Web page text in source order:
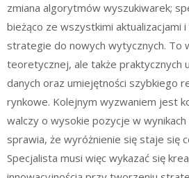
zmiana algorytmów wyszukiwarek;
bieżąco ze wszystkimi aktualizacjami
strategie do nowych wytycznych. To
teoretycznej, ale także praktycznych
danych oraz umiejętności szybkiego
rynkowe. Kolejnym wyzwaniem jest
walczy o wysokie pozycje w wynikach
sprawia, że wyróżnienie się staje się
Specjalista musi więc wykazać się